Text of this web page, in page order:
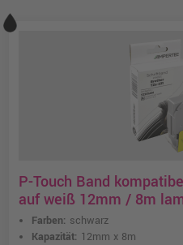
P-Touch Band
auf weiß 12mm / 8m
Farben: schwarz
Kapazität: 12mm x 8m